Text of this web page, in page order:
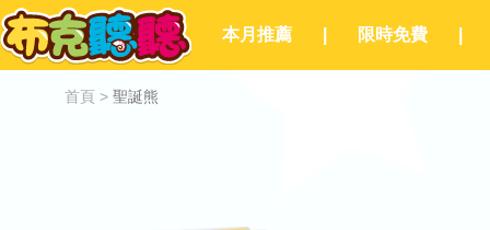
本月推薦 限時免費
首頁 > 聖誕熊